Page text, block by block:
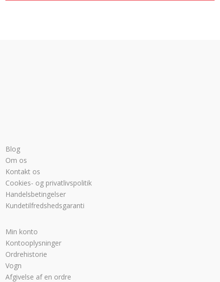
Blog
Om os
Kontakt os
Cookies- og privatlivspolitik
Handelsbetingelser
Kundetilfredshedsgaranti
Min konto
Kontooplysninger
Ordrehistorie
Vogn
Afgivelse af en ordre